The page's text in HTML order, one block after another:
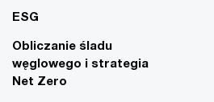
ESG
Obliczanie śladu
węglowego i strategia
Net Zero